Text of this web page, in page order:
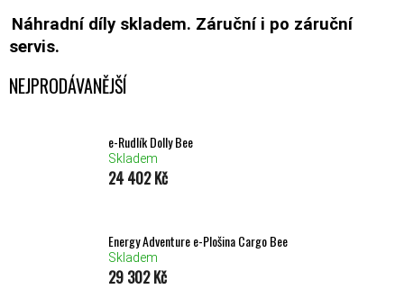
Náhradní díly skladem. Záruční i po záruční
servis.
NEJPRODÁVANĚJŠÍ
e-Rudlík Dolly Bee
Skladem
24 402 Kč
Energy Adventure e-Plošina Cargo Bee
Skladem
29 302 Kč